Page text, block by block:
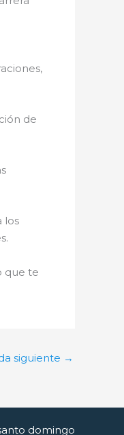
de
los
que te
siguiente →
domingo